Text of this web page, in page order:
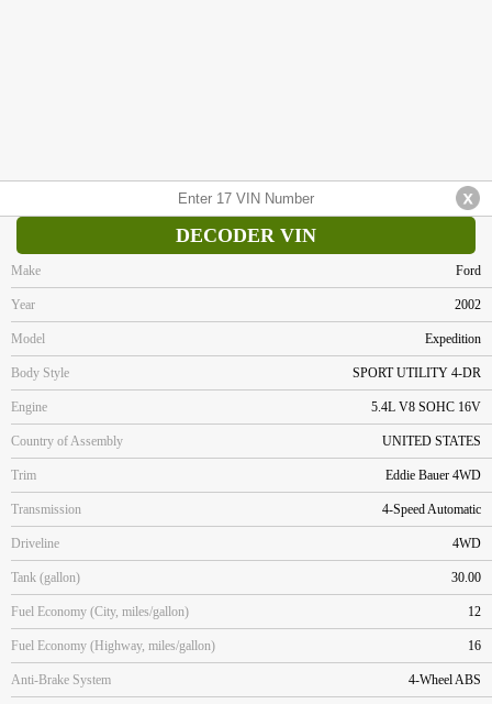
DECODER VIN
Make Ford
Year 2002
Model Expedition
Body Style SPORT UTILITY 4-DR
Engine 5.4L V8 SOHC 16V
Country of Assembly UNITED STATES
Trim Eddie Bauer 4WD
Transmission 4-Speed Automatic
Driveline 4WD
Tank (gallon) 30.00
Fuel Economy (City, miles/gallon) 12
Fuel Economy (Highway, miles/gallon) 16
Anti-Brake System 4-Wheel ABS